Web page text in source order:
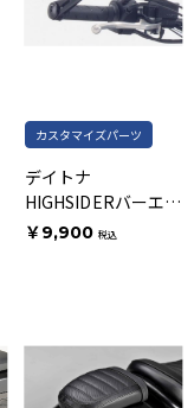
カスタマイズパーツ
デイトナ
HIGHSIDERバーエン
ドミラー モンタナ
￥9,900 税込